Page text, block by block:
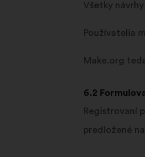
Všetky
Používatelia
Make.org
6.2
Registrovaní
predložené